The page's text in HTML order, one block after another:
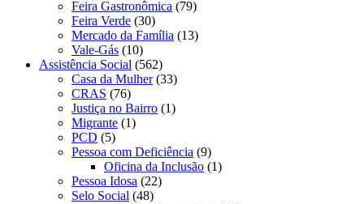
Feira Gastronômica (79)
Feira Verde (30)
Mercado da Família (13)
Vale-Gás (10)
Assistência Social (562)
Casa da Mulher(33)
CRAS (76)
Justiça no Bairro (1)
Migrante (1)
PCD (5)
Pessoa com Deficiência (9)
Oficina da Inclusão (1)
Pessoa Idosa (22)
Selo Social (48)